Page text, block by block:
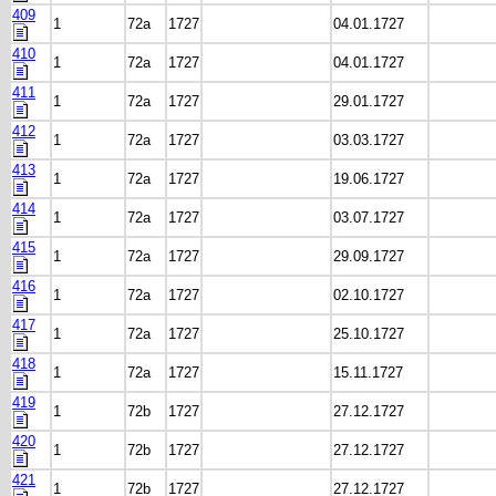
409
1 72a 1727
04.01.1727
410
1 72a 1727
04.01.1727
411
1 72a 1727
29.01.1727
412
1 72a 1727
03.03.1727
413
1 72a 1727
19.06.1727
414
1 72a 1727
03.07.1727
415
1 72a 1727
29.09.1727
416
1 72a 1727
02.10.1727
417
1 72a 1727
25.10.1727
418
1 72a 1727
15.11.1727
419
1 72b 1727
27.12.1727
420
1 72b 1727
27.12.1727
421
1 72b 1727 27.12.1727